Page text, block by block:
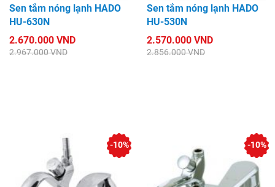
Sen tắm nóng lạnh HADO
HU-630N
2.670.000 VND
2.967.000 VND
Sen tắm nóng lạnh HADO
HU-530N
2.570.000 VND
2.856.000 VND
-10% -10%